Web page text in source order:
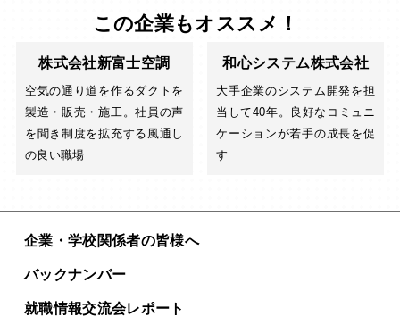
この企業もオススメ！
株式会社新富士空調
空気の通り道を作るダクトを
製造・販売・施工。社員の声
を聞き制度を拡充する風通し
の良い職場
和心システム株式会社
大手企業のシステム開発を担
当して40年。良好なコミュニ
ケーションが若手の成長を促
す
企業・学校関係者の皆様へ
バックナンバー
就職情報交流会レポート